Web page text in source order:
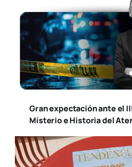
Gran expectación ante el
Misterio e Historia del